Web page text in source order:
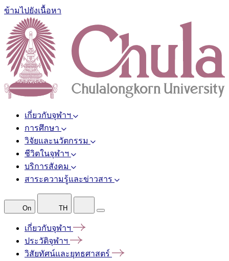
ข้ามไปยังเนื้อหา
เกี่ยวกับจุฬาฯ
การศึกษา
วิจัยและนวัตกรรม
ชีวิตในจุฬาฯ
บริการสังคม
สาระความรู้และข่าวสาร
On TH
เกี่ยวกับจุฬาฯ
ประวัติจุฬาฯ
วิสัยทัศน์และยุทธศาสตร์